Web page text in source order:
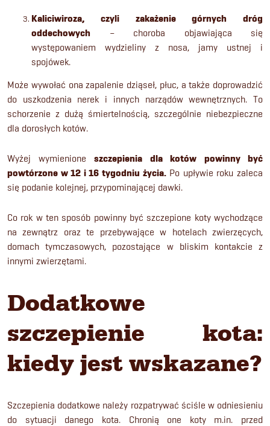
Kaliciwiroza, czyli zakażenie górnych dróg
oddechowych
– choroba objawiająca się
występowaniem wydzieliny z nosa, jamy ustnej i
spojówek.
Może wywołać ona zapalenie dziąseł, płuc, a także doprowadzić
do uszkodzenia nerek i innych narządów wewnętrznych. To
schorzenie z dużą śmiertelnością, szczególnie niebezpieczne
dla dorosłych kotów.
Wyżej wymienione szczepienia dla kotów
powinny być
powtórzone w 12 i 16 tygodniu życia. Po upływie roku zaleca
się podanie kolejnej, przypominającej dawki.
Co rok w ten sposób powinny być szczepione koty wychodzące
na zewnątrz oraz te przebywające w hotelach zwierzęcych,
domach tymczasowych, pozostające w bliskim kontakcie z
innymi zwierzętami.
Dodatkowe
szczepienie kota:
kiedy jest wskazane?
Szczepienia dodatkowe należy rozpatrywać ściśle w odniesieniu
do sytuacji danego kota. Chronią one koty m.in. przed